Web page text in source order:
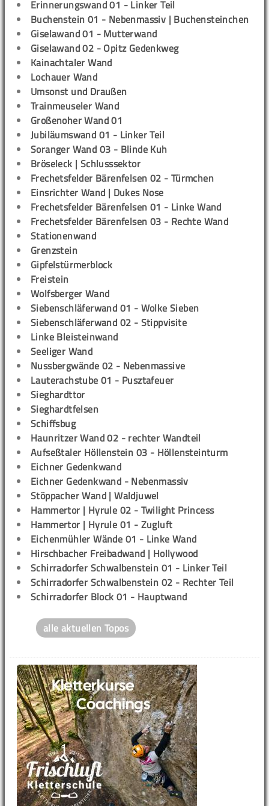
Erinnerungswand 01 - Linker Teil
Buchenstein 01 - Nebenmassiv | Buchensteinchen
Giselawand 01 - Mutterwand
Giselawand 02 - Opitz Gedenkweg
Kainachtaler Wand
Lochauer Wand
Umsonst und Draußen
Trainmeuseler Wand
Großenoher Wand 01
Jubiläumswand 01 - Linker Teil
Soranger Wand 03 - Blinde Kuh
Bröseleck | Schlusssektor
Frechetsfelder Bärenfelsen 02 - Türmchen
Einsrichter Wand | Dukes Nose
Frechetsfelder Bärenfelsen 01 - Linke Wand
Frechetsfelder Bärenfelsen 03 - Rechte Wand
Stationenwand
Grenzstein
Gipfelstürmerblock
Freistein
Wolfsberger Wand
Siebenschläferwand 01 - Wolke Sieben
Siebenschläferwand 02 - Stippvisite
Linke Bleisteinwand
Seeliger Wand
Nussbergwände 02 - Nebenmassive
Lauterachstube 01 - Pusztafeuer
Sieghardttor
Sieghardtfelsen
Schiffsbug
Haunritzer Wand 02 - rechter Wandteil
Aufseßtaler Höllenstein 03 - Höllensteinturm
Eichner Gedenkwand
Eichner Gedenkwand - Nebenmassiv
Stöppacher Wand | Waldjuwel
Hammertor | Hyrule 02 - Twilight Princess
Hammertor | Hyrule 01 - Zugluft
Eichenmühler Wände 01 - Linke Wand
Hirschbacher Freibadwand | Hollywood
Schirradorfer Schwalbenstein 01 - Linker Teil
Schirradorfer Schwalbenstein 02 - Rechter Teil
Schirradorfer Block 01 - Hauptwand
alle aktuellen Topos